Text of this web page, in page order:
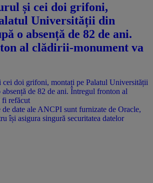
și cei doi grifoni,
Universității din
o absență de 82 de ani.
al clădirii-monument va
de date ale ANCPI sunt furnizate de Oracle,
își asigura singură securitatea datelor